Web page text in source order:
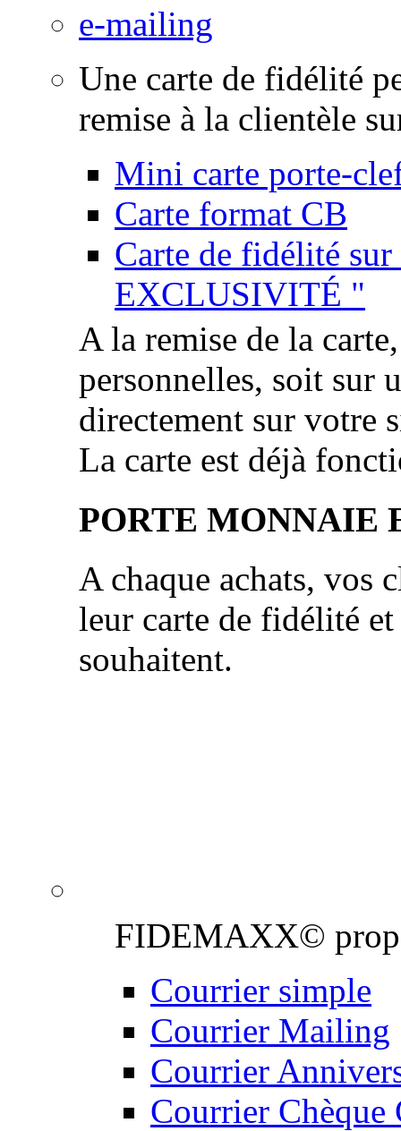
e-mailing
Une carte de fidélité
remise à la clientèle
Mini carte porte-
Carte format CB
Carte de fidélité
EXCLUSIVITÉ "
A la remise de la
personnelles, soit sur
directement sur votre
La carte est déjà
PORTE MONNAIE
A chaque achats, vos
leur carte de fidélité
souhaitent.
FIDEMAXX©
Courrier simple
Courrier Mailing
Courrier
Courrier Chèque